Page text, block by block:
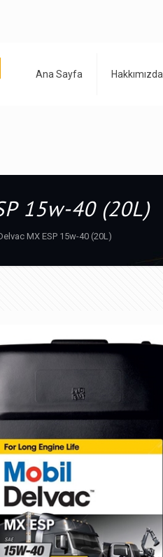
Ana Sayfa Hakkımızda
15w-40 (20L)
MX ESP 15w-40 (20L)